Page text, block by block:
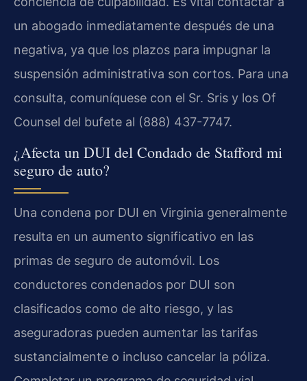
un abogado inmediatamente después de una
negativa, ya que los plazos para impugnar la
suspensión administrativa son cortos. Para una
consulta, comuníquese con el Sr. Sris y los Of
Counsel del bufete al (888) 437-7747.
¿Afecta un DUI del Condado de Stafford mi
seguro de auto?
Una condena por DUI en Virginia generalmente
resulta en un aumento significativo en las
primas de seguro de automóvil. Los
conductores condenados por DUI son
clasificados como de alto riesgo, y las
aseguradoras pueden aumentar las tarifas
sustancialmente o incluso cancelar la póliza.